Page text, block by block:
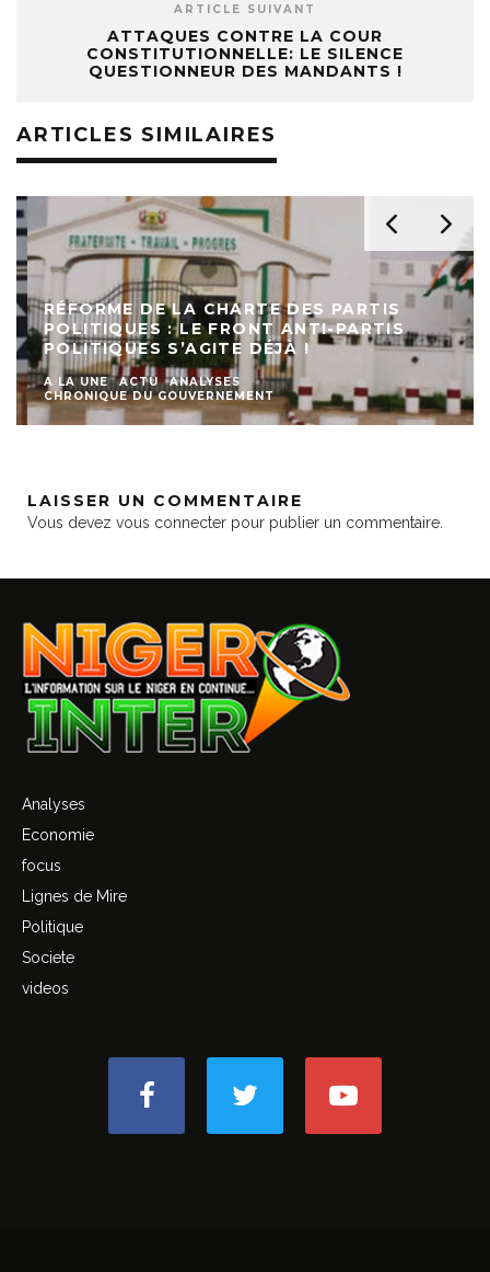
ARTICLE SUIVANT
ATTAQUES CONTRE LA COUR
CONSTITUTIONNELLE: LE SILENCE
QUESTIONNEUR DES MANDANTS !
ARTICLES SIMILAIRES
RÉFORME DE LA CHARTE DES PARTIS
POLITIQUES : LE FRONT ANTI-PARTIS
POLITIQUES S’AGITE DÉJÀ !
A LA UNE ACTU
ANALYSES
CHRONIQUE DU GOUVERNEMENT
LAISSER UN COMMENTAIRE
Vous devez vous connecter pour publier un commentaire.
Analyses
Economie
focus
Lignes de Mire
Politique
Societe
videos